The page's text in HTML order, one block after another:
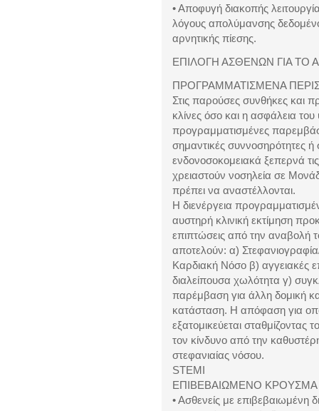
• Αποφυγή διακοπής
λόγους απολύμανσης
αρνητικής πίεσης.
ΕΠΙΛΟΓΗ ΑΣΘΕΝΩΝ ΓΙΑ ΤΟ
ΠΡΟΓΡΑΜΜΑΤΙΣΜΕΝΑ
Στις παρούσες συνθήκες και
κλίνες όσο και η ασφάλεια
προγραμματισμένες
σημαντικές συννοσηρότητες
ενδονοσοκομειακά ξεπερνά
χρειαστούν νοσηλεία σε
πρέπει να αναστέλλονται.
Η διενέργεια
αυστηρή κλινική εκτίμηση
επιπτώσεις από την αναβολή
αποτελούν: α)
Καρδιακή Νόσο β) αγγειακές
διαλείπουσα χωλότητα γ)
παρέμβαση για άλλη δομική
κατάσταση. Η απόφαση για
εξατομικεύεται σταθμίζοντας
τον κίνδυνο από την
στεφανιαίας νόσου.
STEMI
ΕΠΙΒΕΒΑΙΩΜΕΝΟ ΚΡΟΥΣΜΑ
• Ασθενείς με